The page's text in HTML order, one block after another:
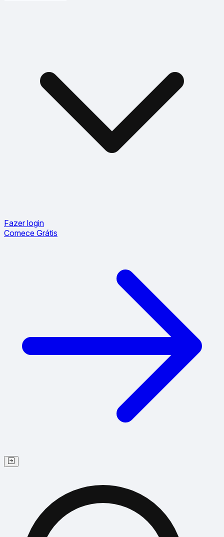
Fazer login
Comece Grátis